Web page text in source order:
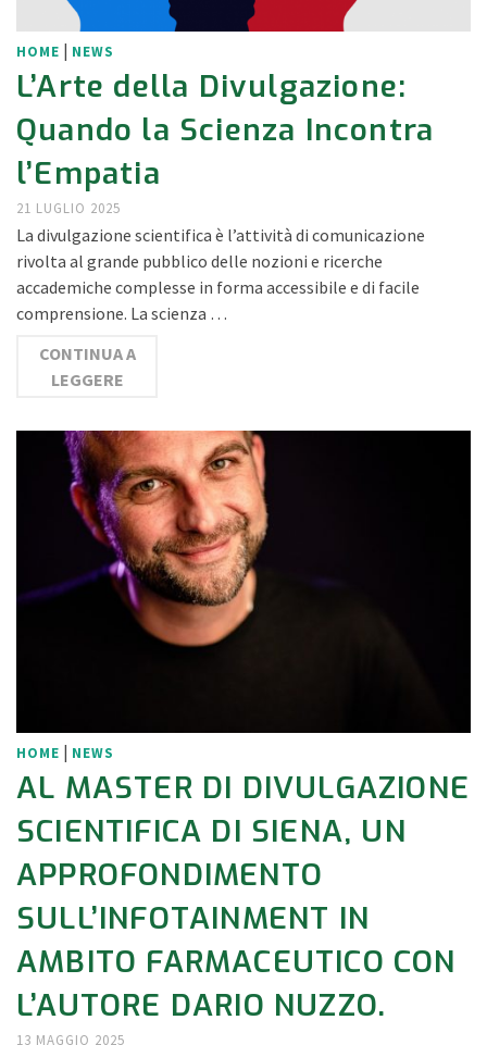
HOME | NEWS
L’Arte della Divulgazione:
Quando la Scienza Incontra
l’Empatia
21 LUGLIO 2025
La divulgazione scientifica è l’attività di comunicazione
rivolta al grande pubblico delle nozioni e ricerche
accademiche complesse in forma accessibile e di facile
comprensione. La scienza …
CONTINUA A
LEGGERE
HOME | NEWS
AL MASTER DI DIVULGAZIONE
SCIENTIFICA DI SIENA, UN
APPROFONDIMENTO
SULL’INFOTAINMENT IN
AMBITO FARMACEUTICO CON
L’AUTORE DARIO NUZZO.
13 MAGGIO 2025